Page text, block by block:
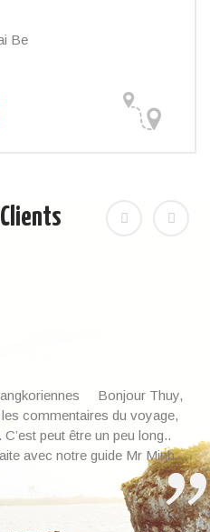
Be
angkoriennes Bonjour Thuy,
commentaires du voyage,
peut être un peu long..
avec notre guide Mr Minh.
beaucoup apprécié. Un